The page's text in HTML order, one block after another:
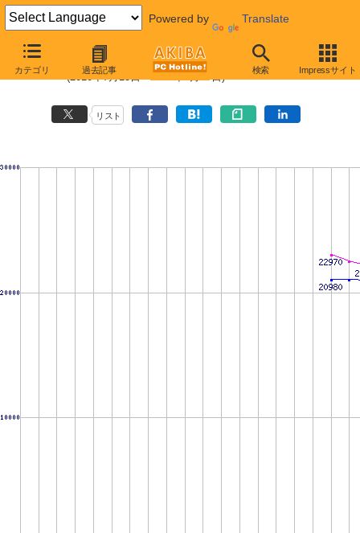
Powered by Translate
カテゴリ 過去記事 検索 Impressサイト
HDD 3TB以上の最安値推移
(2010年7月15日〜2011年1月27日)
リスト